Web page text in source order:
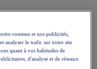
contenu et nos publicités,
analyser le trafic sur notre site
quant à vos habitudes de
d'analyse et de réseaux